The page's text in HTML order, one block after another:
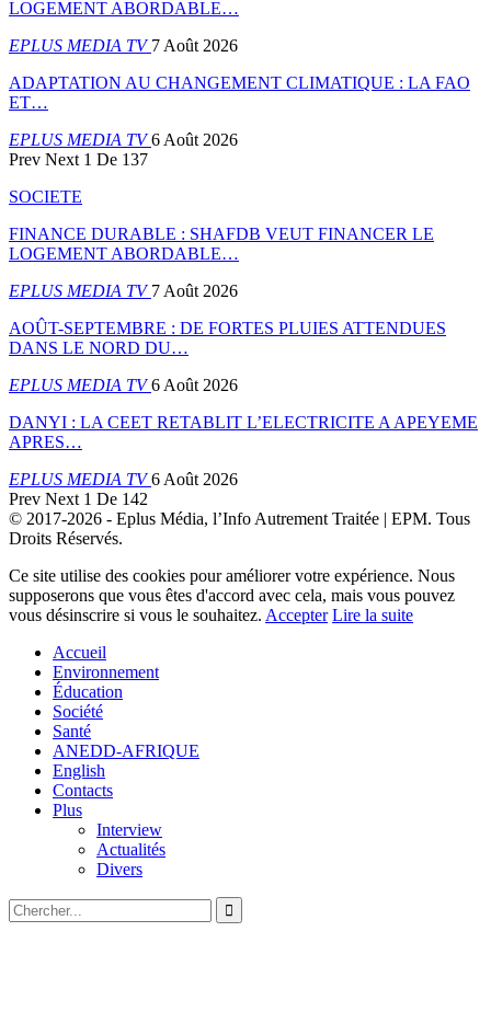
LOGEMENT ABORDABLE…
EPLUS MEDIA TV7 Août 2026
ADAPTATION AU CHANGEMENT CLIMATIQUE : LA FAO
ET…
EPLUS MEDIA TV6 Août 2026
Prev Next 1 De 137
SOCIETE
FINANCE DURABLE : SHAFDB VEUT FINANCER LE
LOGEMENT ABORDABLE…
EPLUS MEDIA TV7 Août 2026
AOÛT-SEPTEMBRE : DE FORTES PLUIES ATTENDUES
DANS LE NORD DU…
EPLUS MEDIA TV6 Août 2026
DANYI : LA CEET RETABLIT L’ELECTRICITE A APEYEME
APRES…
EPLUS MEDIA TV6 Août 2026
Prev Next 1 De 142
© 2017-2026 - Eplus Média, l’Info Autrement Traitée | EPM. Tous
Droits Réservés.
Ce site utilise des cookies pour améliorer votre expérience. Nous
supposerons que vous êtes d'accord avec cela, mais vous pouvez
vous désinscrire si vous le souhaitez. Accepter Lire la suite
Accueil
Environnement
Éducation
Société
Santé
ANEDD-AFRIQUE
English
Contacts
Plus
Interview
Actualités
Divers